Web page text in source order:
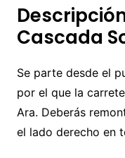
Cascada
Se parte desde el
por el que la
Ara. Deberás
el lado derecho en